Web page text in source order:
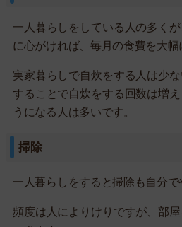
一人暮らしをしている人の多く
に心がければ、毎月の食費を大幅
実家暮らしで自炊をする人は少
することで自炊をする回数は増
うになる人は多いです。
掃除
一人暮らしをすると掃除も自分で
頻度は人によりけりですが、部